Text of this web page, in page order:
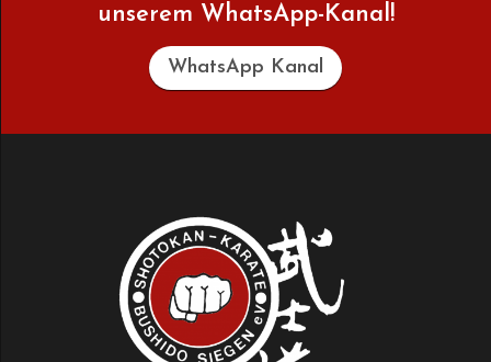
unserem WhatsApp-Kanal!
WhatsApp Kanal